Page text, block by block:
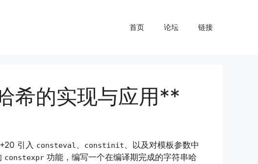
首页 论坛 链接
希的实现与应用**
引入 consteval、 constinit、以及对模板参数中
constexpr 功能，编写一个在编译期完成的字符串哈